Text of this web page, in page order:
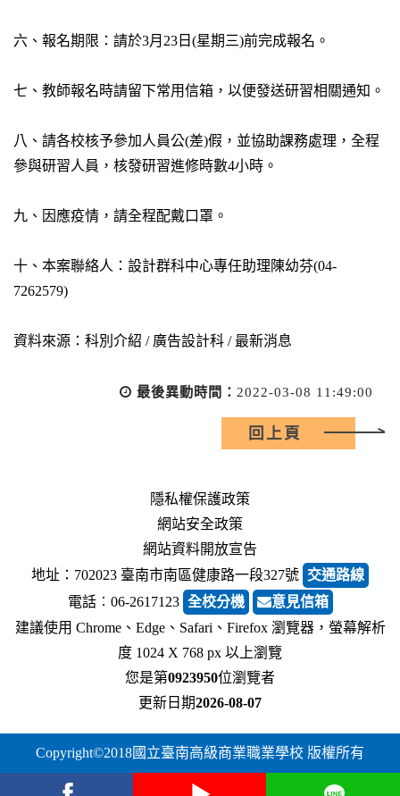
六、報名期限：請於3月23日(星期三)前完成報名。
七、教師報名時請留下常用信箱，以便發送研習相關通知。
八、請各校核予參加人員公(差)假，並協助課務處理，全程
參與研習人員，核發研習進修時數4小時。
九、因應疫情，請全程配戴口罩。
十、本案聯絡人：設計群科中心專任助理陳幼芬(04-
7262579)
資料來源：科別介紹 / 廣告設計科 / 最新消息
最後異動時間： 2022-03-08 11:49:00
回上頁
隱私權保護政策
網站安全政策
網站資料開放宣告
地址：702023 臺南市南區健康路一段327號 交通路線
電話︰06-2617123 全校分機
意見信箱
建議使用 Chrome、Edge、Safari、Firefox 瀏覽器，螢幕解析
度 1024 X 768 px 以上瀏覽
您是第0923950位瀏覽者
更新日期2026-08-07
Copyright©2018國立臺南高級商業職業學校 版權所有